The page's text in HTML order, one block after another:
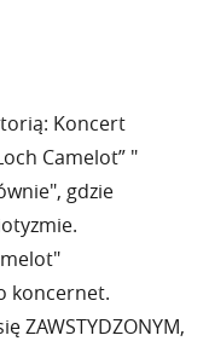
Koncert
Camelot” "
gdzie
koncernet.
ZAWSTYDZONYM,